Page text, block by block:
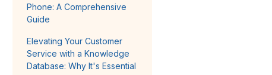
Phone: A Comprehensive
Guide
Elevating Your Customer
Service with a Knowledge
Database: Why It's Essential